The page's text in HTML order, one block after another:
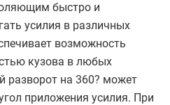
быстро и
усилия в различных
возможность
кузова в любых
разворот на 360? может
приложения усилия. При